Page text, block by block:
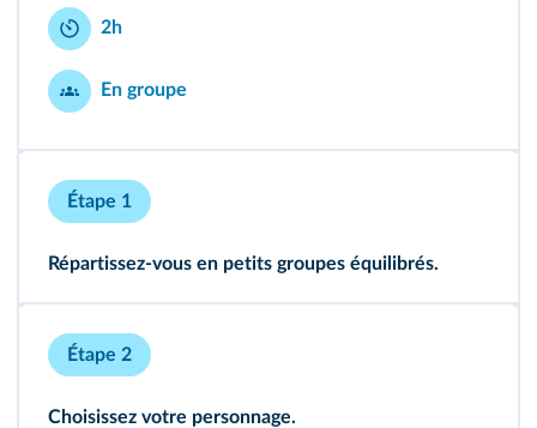
2h
En groupe
Étape 1
Répartissez-vous en petits groupes équilibrés.
Étape 2
Choisissez votre personnage.